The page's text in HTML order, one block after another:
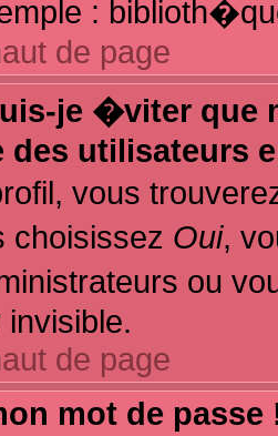
:
de page
je �viter que
des utilisateurs
vous
choisissez Oui,
ou
de page
mot de passe